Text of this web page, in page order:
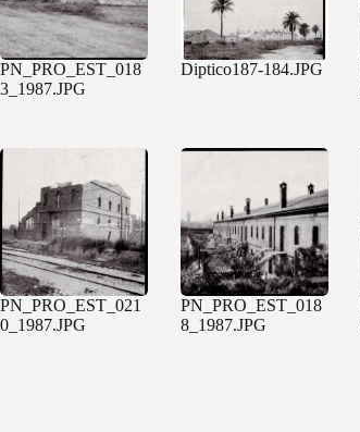
PN_PRO_EST_018
3_1987.JPG
Diptico187-184.JPG
PN_PRO_EST_021
0_1987.JPG
PN_PRO_EST_018
8_1987.JPG